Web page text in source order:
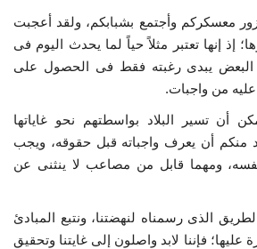
معسكركم وأجتمع بشبابكم، ولقد أعجبت
إذ إنها تعتبر مثلاً حياً لما يحدث اليوم فى
البعض يبدى رغبته فقط فى الحصول على
عليه من واجبات.
أن تسير البلاد بواسطتهم نحو غاياتها
منكم أن يعرف واجباته قبل حقوقه، ويجب
ومهما قابل من مصاعب لا ينثنى عن
الذى رسمناه لنهضتنا، ونتبع المبادئ
عليها؛ فإننا لابد واصلون إلى غايتنا وتحقيق